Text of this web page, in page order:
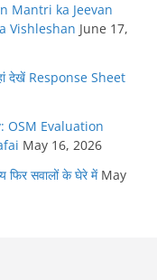
Mantri ka Jeevan
Vishleshan June 17,
देखें Response Sheet
OSM Evaluation
May 16, 2026
फिर सवालों के घेरे में May